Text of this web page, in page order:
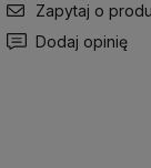
Zapytaj o
Dodaj opinię